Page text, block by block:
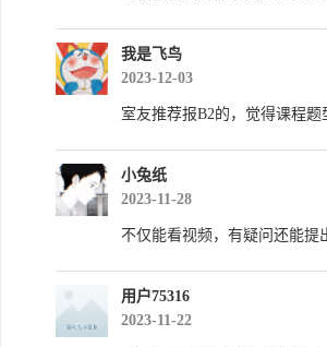
我是飞鸟
2023-12-03
室友推荐报B2的，觉得课程
小兔纸
2023-11-28
不仅能看视频，有疑问还能提
用户75316
2023-11-22